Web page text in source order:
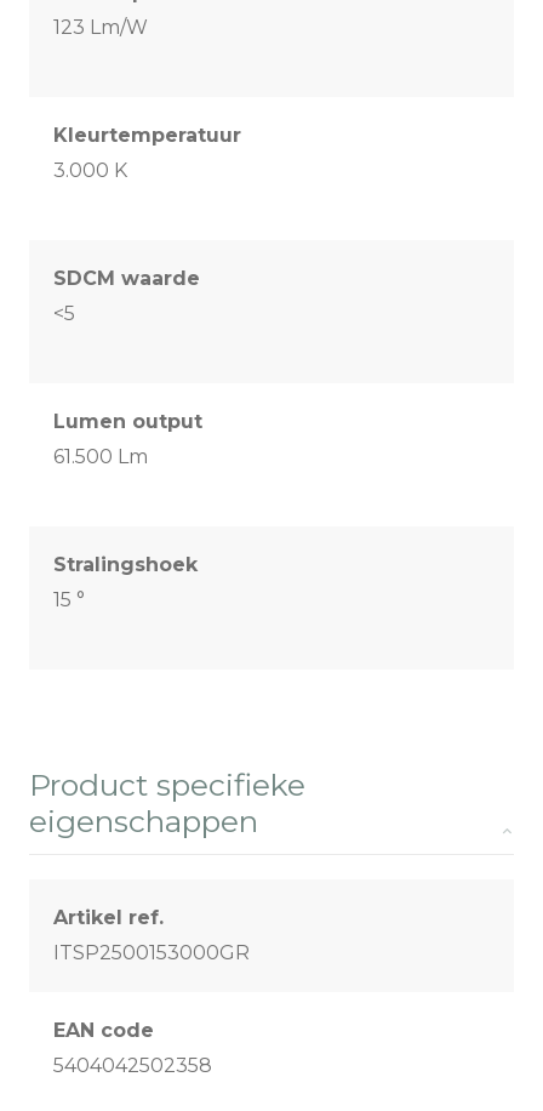
123 Lm/W
Kleurtemperatuur
3.000 K
SDCM waarde
<5
Lumen output
61.500 Lm
Stralingshoek
15 °
Product specifieke
eigenschappen
Artikel ref.
ITSP2500153000GR
EAN code
5404042502358